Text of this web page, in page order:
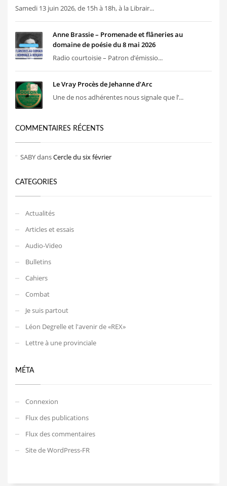
Samedi 13 juin 2026, de 15h à 18h, à la Librair...
Anne Brassie – Promenade et flâneries au
domaine de poésie du 8 mai 2026
Radio courtoisie – Patron d’émissio...
Le Vray Procès de Jehanne d’Arc
Une de nos adhérentes nous signale que l’...
COMMENTAIRES RÉCENTS
SABYdansCercle du six février
CATEGORIES
Actualités
Articles et essais
Audio-Video
Bulletins
Cahiers
Combat
Je suis partout
Léon Degrelle et l'avenir de «REX»
Lettre à une provinciale
MÉTA
Connexion
Flux des publications
Flux des commentaires
Site de WordPress-FR